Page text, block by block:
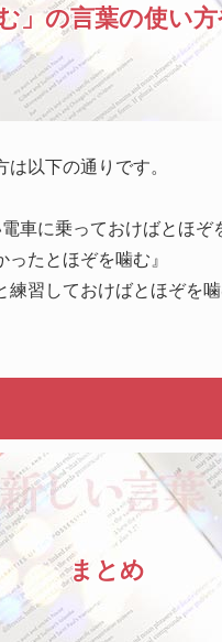
」の言葉の使い
以下の通りです。
車に乗っておけばとほぞ
たとほぞを噛む』
習しておけばとほぞを噛
まとめ